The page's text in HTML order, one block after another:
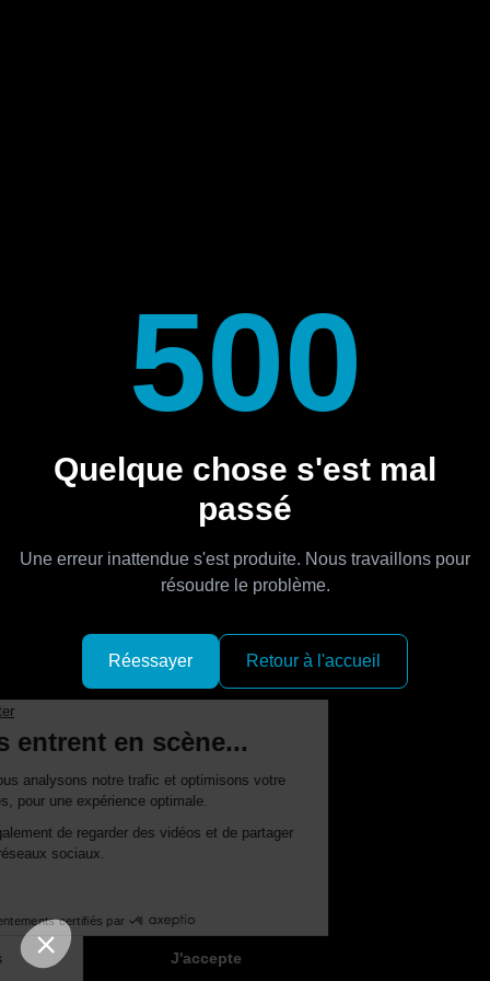
500
Quelque chose s'est mal
passé
Une erreur inattendue s'est produite. Nous travaillons pour
résoudre le problème.
Réessayer Retour à l'accueil